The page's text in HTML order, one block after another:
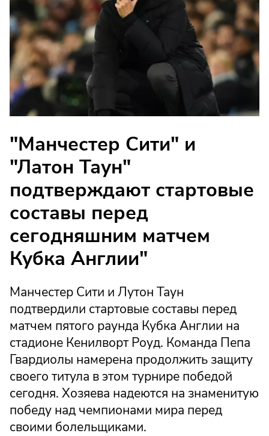
"Манчестер Сити" и
"Латон Таун"
подтверждают стартовые
составы перед
сегодняшним матчем
Кубка Англии"
Манчестер Сити и Лутон Таун
подтвердили стартовые составы перед
матчем пятого раунда Кубка Англии на
стадионе Кенилворт Роуд. Команда Пепа
Гвардиолы намерена продолжить защиту
своего титула в этом турнире победой
сегодня. Хозяева надеются на знаменитую
победу над чемпионами мира перед
своими болельщиками.